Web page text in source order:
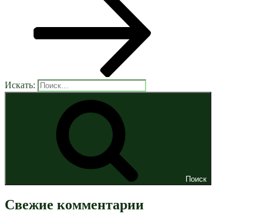
Искать:
Поиск
Свежие комментарии